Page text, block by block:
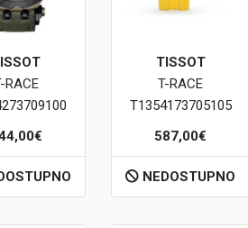
RACE
TISSOT
T-RACE
T1354173705105
587,00€
NEDOSTUPNO